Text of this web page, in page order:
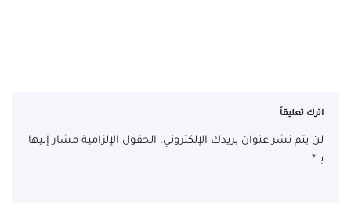
اترك تعليقاً
لن يتم نشر عنوان بريدك الإلكتروني. الحقول الإلزامية مشار إليها
بـ *